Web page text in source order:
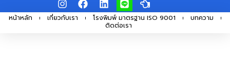
to
n
s
a
c
i
n
k
i
n
e
a
n
หน้าหลัก เกี่ยวกับเรา โรงพิมพ์ มาตรฐาน ISO 9001
บทความ
ติดต่อเรา